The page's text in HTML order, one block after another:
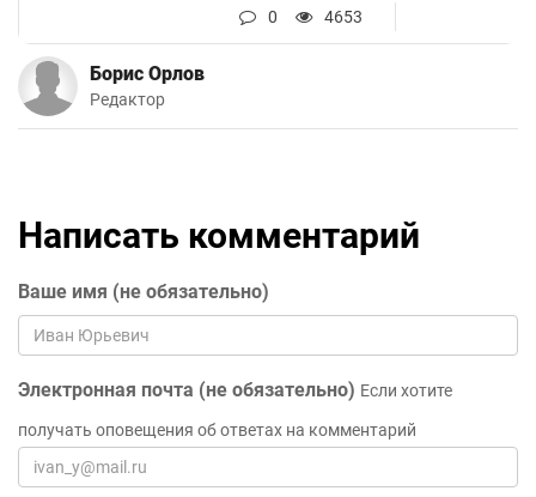
0 4653
Борис Орлов
Редактор
Написать комментарий
Ваше имя (не обязательно)
Электронная почта (не обязательно) Если хотите
получать оповещения об ответах на комментарий